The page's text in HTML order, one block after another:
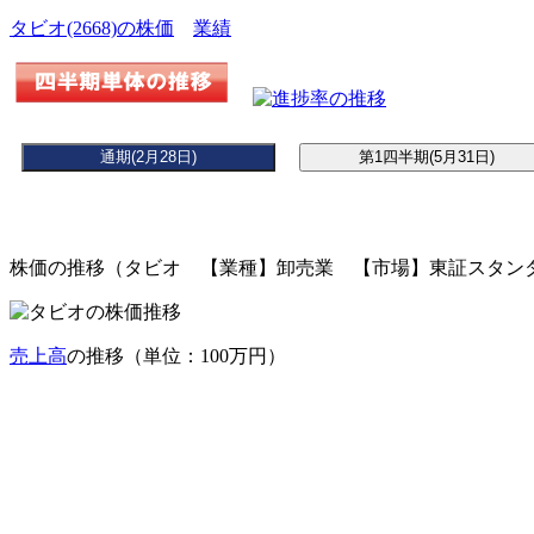
タビオ(2668)の株価 業績
株価の推移（タビオ 【業種】卸売業 【市場】東証スタン
売上高の推移（単位：100万円）